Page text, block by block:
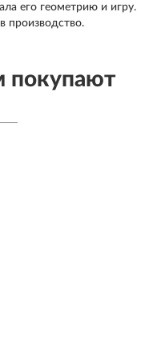
его геометрию и игру.
производство.
покупают